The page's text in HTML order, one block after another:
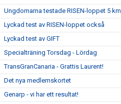
Ungdomarna testade RISEN-loppet 5 km
Lyckad test av RISEN-loppet också
Lyckad test av GIFT
Specialträning Torsdag - Lördag
TransGranCanaria - Grattis Laurent!
Det nya medlemskortet
Genarp - vi har ett resultat!